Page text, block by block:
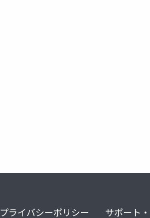
プライバシーポリシー サポート